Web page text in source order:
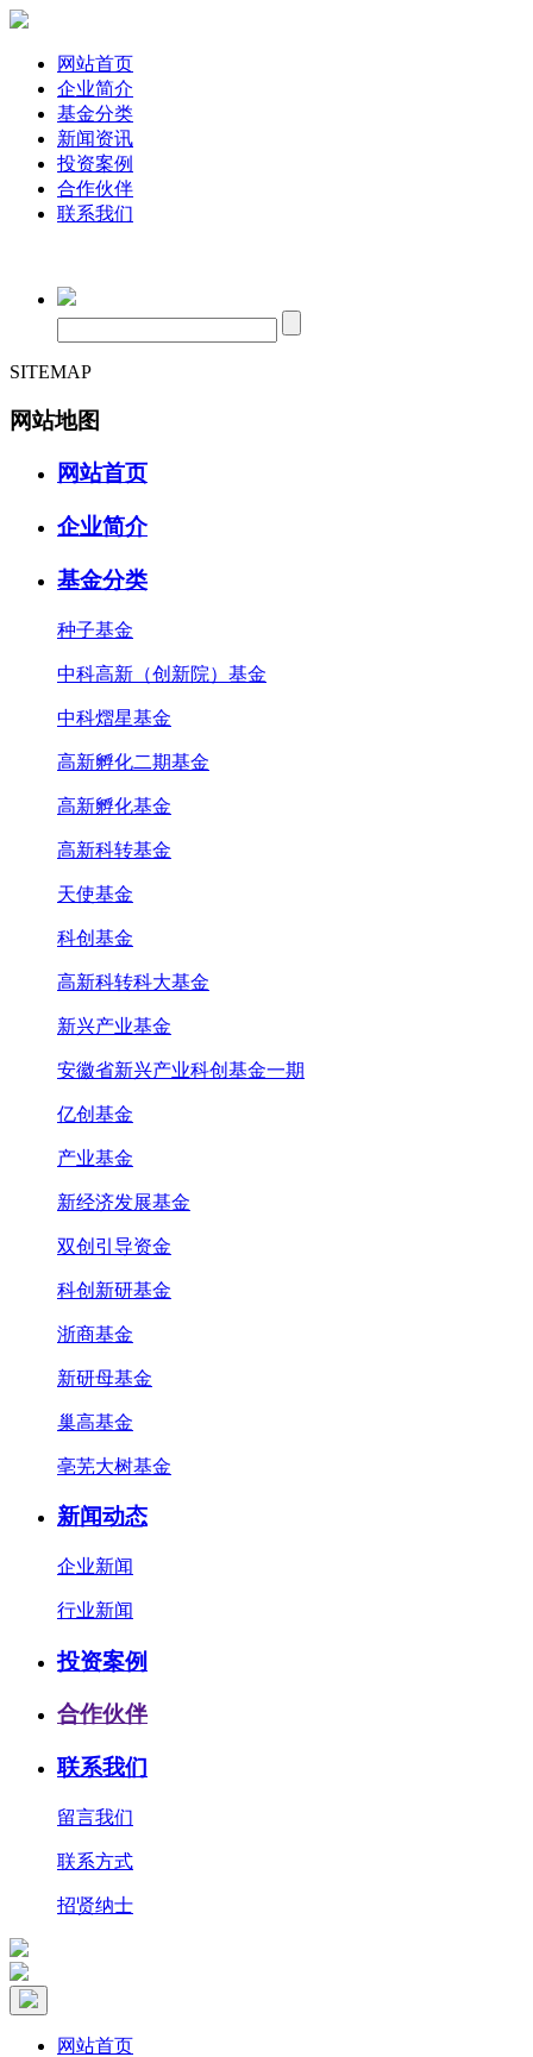
网站首页
企业简介
基金分类
新闻资讯
投资案例
合作伙伴
联系我们
SITEMAP
网站地图
网站首页
企业简介
基金分类
种子基金
中科高新（创新院）基金
中科熠星基金
高新孵化二期基金
高新孵化基金
高新科转基金
天使基金
科创基金
高新科转科大基金
新兴产业基金
安徽省新兴产业科创基金一期
亿创基金
产业基金
新经济发展基金
双创引导资金
科创新研基金
浙商基金
新研母基金
巢高基金
亳芜大树基金
新闻动态
企业新闻
行业新闻
投资案例
合作伙伴
联系我们
留言我们
联系方式
招贤纳士
网站首页